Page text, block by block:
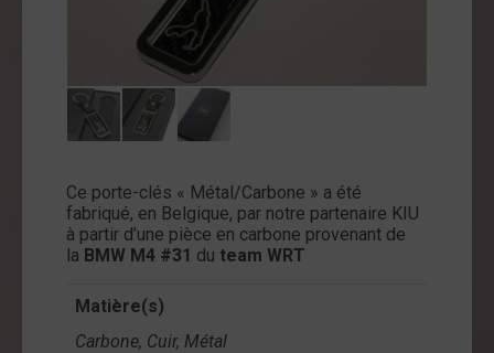
Ce porte-clés « Métal/Carbone » a été
fabriqué, en Belgique, par notre partenaire KIU
à partir d’une pièce en carbone provenant de
la BMW M4 #31 du team WRT
Matière(s)
Carbone, Cuir, Métal